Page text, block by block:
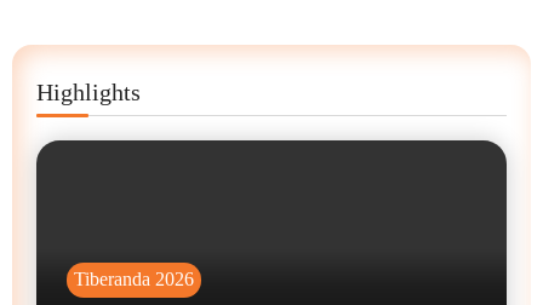
Highlights
Tiberanda 2026